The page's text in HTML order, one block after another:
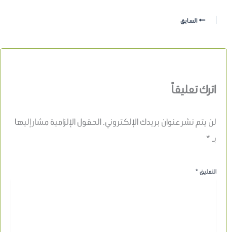
السابق
اترك تعليقاً
لن يتم نشر عنوان بريدك الإلكتروني.الحقول الإلزامية مشار إليها
بـ*
التعليق*